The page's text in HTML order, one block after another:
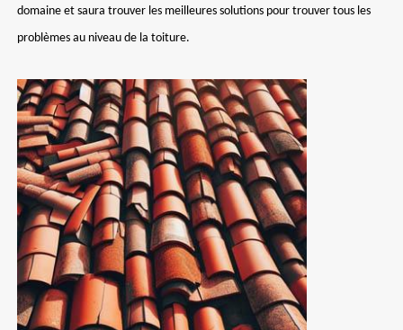
domaine et saura trouver les meilleures solutions pour trouver tous les
problèmes au niveau de la toiture.